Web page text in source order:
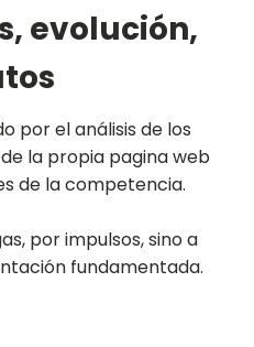
evolución,
por el análisis de los
la propia pagina web
de la competencia.
por impulsos, sino a
fundamentada.